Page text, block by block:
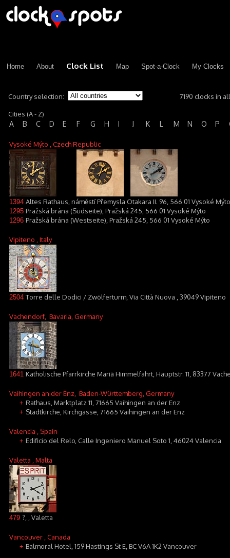
Home About Clock List Map Spot-a-Clock My Clocks
Country selection: 7190 clocks in
Cities (A - Z)
A B C D E F G H I J K L M N O P
Vysoké Mýto , Czech Republic
1394 Altes Rathaus, náměstí Přemysla Otakara II. 96, 566 01 Vysoké Mýto
1295 Pražská brána (Südseite), Pražská 245, 566 01 Vysoké Mýto
1296 Pražská brána (Westseite), Pražská 245, 566 01 Vysoké Mýto
Vipiteno , Italy
2504 Torre delle Dodici / Zwölferturm, Via Città Nuova , 39049 Vipiteno
Vachendorf , Bavaria, Germany
1641 Katholische Pfarrkirche Mariä Himmelfahrt, Hauptstr. 11, 83377
Vaihingen an der Enz , Baden-Württemberg, Germany
+ Rathaus, Marktplatz 11, 71665 Vaihingen an der Enz
+ Stadtkirche, Kirchgasse, 71665 Vaihingen an der Enz
Valencia , Spain
+ Edificio del Relo, Calle Ingeniero Manuel Soto 1, 46024 Valencia
Valetta , Malta
479 ?, , Valetta
Vancouver , Canada
+ Balmoral Hotel, 159 Hastings St E, BC V6A 1K2 Vancouver